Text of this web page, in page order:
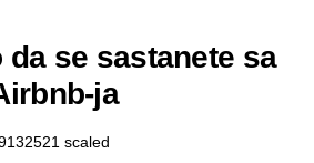
da se sastanete sa
ja